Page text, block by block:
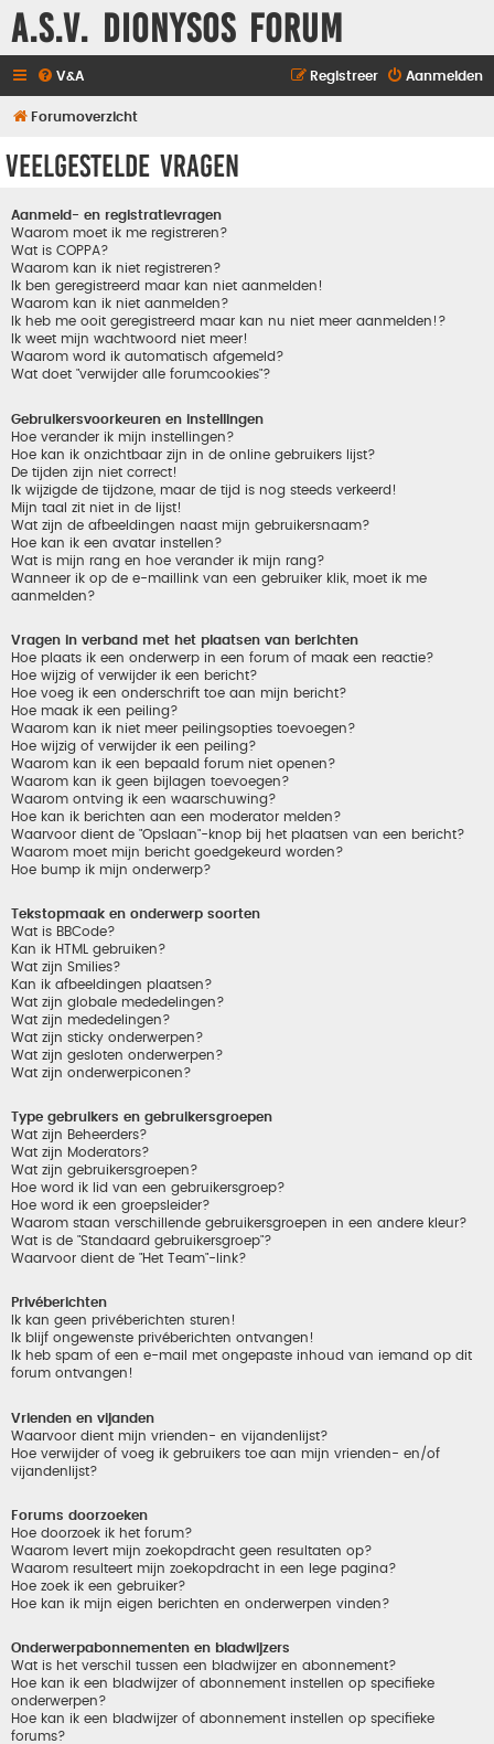
A.S.V. Dionysos Forum
V&A Aanmelden
Registreer
Forumoverzicht
Veelgestelde vragen
Aanmeld- en registratievragen
Waarom moet ik me registreren?
Wat is COPPA?
Waarom kan ik niet registreren?
Ik ben geregistreerd maar kan niet aanmelden!
Waarom kan ik niet aanmelden?
Ik heb me ooit geregistreerd maar kan nu niet meer aanmelden!?
Ik weet mijn wachtwoord niet meer!
Waarom word ik automatisch afgemeld?
Wat doet "verwijder alle forumcookies"?
Gebruikersvoorkeuren en instellingen
Hoe verander ik mijn instellingen?
Hoe kan ik onzichtbaar zijn in de online gebruikers lijst?
De tijden zijn niet correct!
Ik wijzigde de tijdzone, maar de tijd is nog steeds verkeerd!
Mijn taal zit niet in de lijst!
Wat zijn de afbeeldingen naast mijn gebruikersnaam?
Hoe kan ik een avatar instellen?
Wat is mijn rang en hoe verander ik mijn rang?
Wanneer ik op de e-maillink van een gebruiker klik, moet ik me
aanmelden?
Vragen in verband met het plaatsen van berichten
Hoe plaats ik een onderwerp in een forum of maak een reactie?
Hoe wijzig of verwijder ik een bericht?
Hoe voeg ik een onderschrift toe aan mijn bericht?
Hoe maak ik een peiling?
Waarom kan ik niet meer peilingsopties toevoegen?
Hoe wijzig of verwijder ik een peiling?
Waarom kan ik een bepaald forum niet openen?
Waarom kan ik geen bijlagen toevoegen?
Waarom ontving ik een waarschuwing?
Hoe kan ik berichten aan een moderator melden?
Waarvoor dient de "Opslaan"-knop bij het plaatsen van een bericht?
Waarom moet mijn bericht goedgekeurd worden?
Hoe bump ik mijn onderwerp?
Tekstopmaak en onderwerp soorten
Wat is BBCode?
Kan ik HTML gebruiken?
Wat zijn Smilies?
Kan ik afbeeldingen plaatsen?
Wat zijn globale mededelingen?
Wat zijn mededelingen?
Wat zijn sticky onderwerpen?
Wat zijn gesloten onderwerpen?
Wat zijn onderwerpiconen?
Type gebruikers en gebruikersgroepen
Wat zijn Beheerders?
Wat zijn Moderators?
Wat zijn gebruikersgroepen?
Hoe word ik lid van een gebruikersgroep?
Hoe word ik een groepsleider?
Waarom staan verschillende gebruikersgroepen in een andere kleur?
Wat is de "Standaard gebruikersgroep"?
Waarvoor dient de "Het Team"-link?
Privéberichten
Ik kan geen privéberichten sturen!
Ik blijf ongewenste privéberichten ontvangen!
Ik heb spam of een e-mail met ongepaste inhoud van iemand op dit
forum ontvangen!
Vrienden en vijanden
Waarvoor dient mijn vrienden- en vijandenlijst?
Hoe verwijder of voeg ik gebruikers toe aan mijn vrienden- en/of
vijandenlijst?
Forums doorzoeken
Hoe doorzoek ik het forum?
Waarom levert mijn zoekopdracht geen resultaten op?
Waarom resulteert mijn zoekopdracht in een lege pagina?
Hoe zoek ik een gebruiker?
Hoe kan ik mijn eigen berichten en onderwerpen vinden?
Onderwerpabonnementen en bladwijzers
Wat is het verschil tussen een bladwijzer en abonnement?
Hoe kan ik een bladwijzer of abonnement instellen op specifieke
onderwerpen?
Hoe kan ik een bladwijzer of abonnement instellen op specifieke
forums?